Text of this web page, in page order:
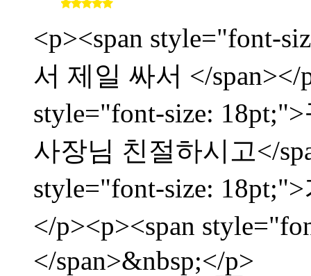
<p><span style="font-
서 제일 싸서 </span></
style="font-size:
사장님 친절하시고</
style="font-size:
</p><p><span
</span>&nbsp;</p>